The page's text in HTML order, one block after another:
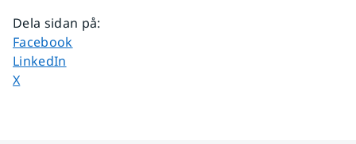
Dela sidan på:
Dela sidan på
Facebook
Dela sidan på
LinkedIn
Dela sidan på
X